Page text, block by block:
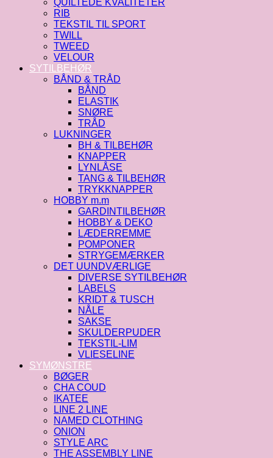
QUILTEDE KVALITETER
RIB
TEKSTIL TIL SPORT
TWILL
TWEED
VELOUR
SYTILBEHØR
BÅND & TRÅD
BÅND
ELASTIK
SNØRE
TRÅD
LUKNINGER
BH & TILBEHØR
KNAPPER
LYNLÅSE
TANG & TILBEHØR
TRYKKNAPPER
HOBBY m.m
GARDINTILBEHØR
HOBBY & DEKO
LÆDERREMME
POMPONER
STRYGEMÆRKER
DET UUNDVÆRLIGE
DIVERSE SYTILBEHØR
LABELS
KRIDT & TUSCH
NÅLE
SAKSE
SKULDERPUDER
TEKSTIL-LIM
VLIESELINE
SYMØNSTRE
BØGER
CHA COUD
IKATEE
LINE 2 LINE
NAMED CLOTHING
ONION
STYLE ARC
THE ASSEMBLY LINE